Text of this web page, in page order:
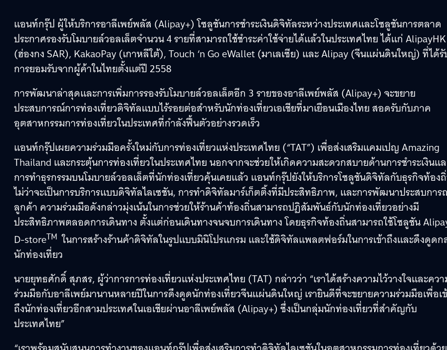
แอนท์กรุ๊ป ผู้ให้บริการอาลีเพย์พลัส (Alipay+) โซลูชันการชำระเงินดิจิทัลระหว่างประเทศและโซลูชันการตลาด
ประกาศรองรับโมบายล์วอลเล็ตจำนวน 4 รายที่สามารถใช้ชำระค่าใช้จ่ายได้แล้วในประเทศไทย ได้แก่ AlipayHK
(ฮ่องกง SAR), KakaoPay (เกาหลีใต้), Touch ‘n Go eWallet (มาเลเซีย) และ Alipay (จีนแผ่นดินใหญ่) ที่ได้
การยอมรับจากผู้ค้าในไทยตั้งแต่ปี 2558
การพัฒนาล่าสุดและการเพิ่มการรองรับโมบายล์วอลเล็ตอีก 3 รายของอาลีเพย์พลัส (Alipay+) จะขยาย
ประสบการณ์การท่องเที่ยวดิจิทัลแบบไร้รอยต่อสำหรับนักท่องเที่ยวเอเชียที่มาเยือนเมืองไทย สอดรับกับภาค
อุตสาหกรรมการท่องเที่ยวในประเทศที่กำลังฟื้นตัวอย่างรวดเร็ว
แอนท์กรุ๊ปเผยความร่วมมือครั้งใหม่กับการท่องเที่ยวแห่งประเทศไทย (“TAT”) เพื่อส่งเสริมแคมเปญ Amazing
Thailand และกระตุ้นการท่องเที่ยวในประเทศไทย นอกจากจะช่วยให้เกิดความสะดวกสบายด้านการชำระเงินแ
การทำธุรกรรมบนโมบายล์วอลเล็ตที่นักท่องเที่ยวคุ้นเคยแล้ว แอนท์กรุ๊ปยังให้บริการโซลูชันดิจิทัลกับธุรกิจท้อง
ไม่ว่าจะเป็นการบริการแบบดิจิทัลไลเซชัน, การทำดิจิทัลมาร์เก็ตติ้งที่มีประสิทธิภาพ, และการพัฒนาประสบกา
ลูกค้า ความร่วมมือดังกล่าวมุ่งเน้นในการช่วยให้ร้านค้าท้องถิ่นสามารถปฏิสัมพันธ์กับนักท่องเที่ยวอย่างมี
ประสิทธิภาพตลอดการเดินทาง ตั้งแต่ก่อนเดินทางจนจบการเดินทาง โดยธุรกิจท้องถิ่นสามารถใช้โซลูชัน
D-storeTM ในการสร้างร้านค้าดิจิทัลในรูปแบบมินิโปรแกรม และใช้ดิจิทัลแพลตฟอร์มในการเข้าถึงและดึงดูด
นักท่องเที่ยว
นายยุทธศักดิ์ สุภสร, ผู้ว่าการการท่องเที่ยวแห่งประเทศไทย (TAT) กล่าวว่า “เราได้สร้างความไว้วางใจและคว
ร่วมมือกับอาลีเพย์มานานหลายปีในการดึงดูดนักท่องเที่ยวจีนแผ่นดินใหญ่ เรายินดีที่จะขยายความร่วมมือเพื่อเ
ถึงนักท่องเที่ยวอีกสามประเทศในเอเชียผ่านอาลีเพย์พลัส (Alipay+) ซึ่งเป็นกลุ่มนักท่องเที่ยวที่สำคัญกับ
ประเทศไทย”